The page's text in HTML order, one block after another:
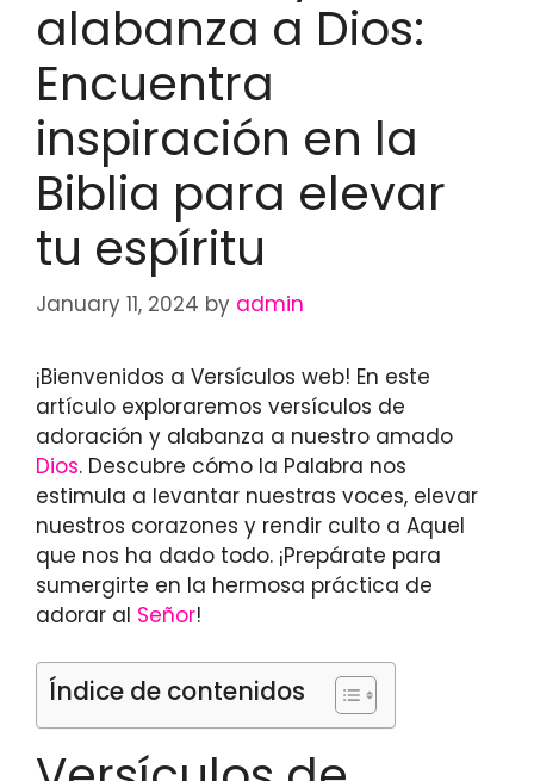
alabanza a Dios:
Encuentra
inspiración en la
Biblia para elevar
tu espíritu
January 11, 2024 by admin
¡Bienvenidos a Versículos web! En este
artículo exploraremos versículos de
adoración y alabanza a nuestro amado
Dios. Descubre cómo la Palabra nos
estimula a levantar nuestras voces, elevar
nuestros corazones y rendir culto a Aquel
que nos ha dado todo. ¡Prepárate para
sumergirte en la hermosa práctica de
adorar al Señor!
Índice de contenidos